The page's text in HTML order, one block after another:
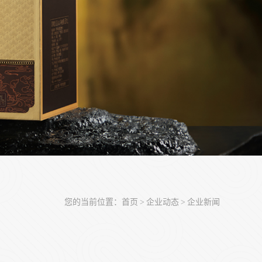
您的当前位置： 首页 > 企业动态 > 企业新闻